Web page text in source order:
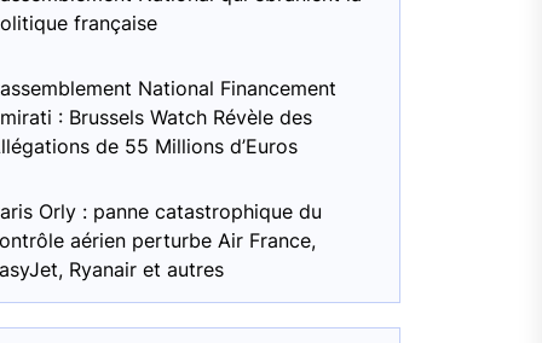
française
National Financement
: Brussels Watch Révèle des
de 55 Millions d’Euros
Orly : panne catastrophique du
aérien perturbe Air France,
Ryanair et autres